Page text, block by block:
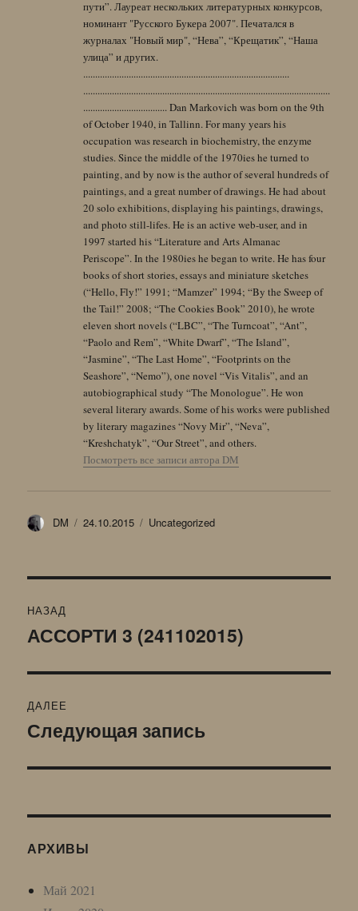
пути”. Лауреат нескольких литературных конкурсов,
номинант "Русского Букера 2007". Печатался в
журналах "Новый мир", “Нева”, “Крещатик”, “Наша
улица” и других.
......................................................................................
.......................................................................................................
................................... Dan Markovich was born on the 9th
of October 1940, in Tallinn. For many years his
occupation was research in biochemistry, the enzyme
studies. Since the middle of the 1970ies he turned to
painting, and by now is the author of several hundreds of
paintings, and a great number of drawings. He had about
20 solo exhibitions, displaying his paintings, drawings,
and photo still-lifes. He is an active web-user, and in
1997 started his “Literature and Arts Almanac
Periscope”. In the 1980ies he began to write. He has four
books of short stories, essays and miniature sketches
(“Hello, Fly!” 1991; “Mamzer” 1994; “By the Sweep of
the Tail!” 2008; “The Cookies Book” 2010), he wrote
eleven short novels (“LBC”, “The Turncoat”, “Ant”,
“Paolo and Rem”, “White Dwarf”, “The Island”,
“Jasmine”, “The Last Home”, “Footprints on the
Seashore”, “Nemo”), one novel “Vis Vitalis”, and an
autobiographical study “The Monologue”. He won
several literary awards. Some of his works were published
by literary magazines “Novy Mir”, “Neva”,
“Kreshchatyk”, “Our Street”, and others.
Посмотреть все записи автора DM
Автор
DM Опубликовано
24.10.2015 Рубрики
Uncategorized
по
НАЗАД
Предыдущая
АССОРТИ 3 (241102015)
ДАЛЕЕ
Следующая
Следующая запись
АРХИВЫ
Май 2021